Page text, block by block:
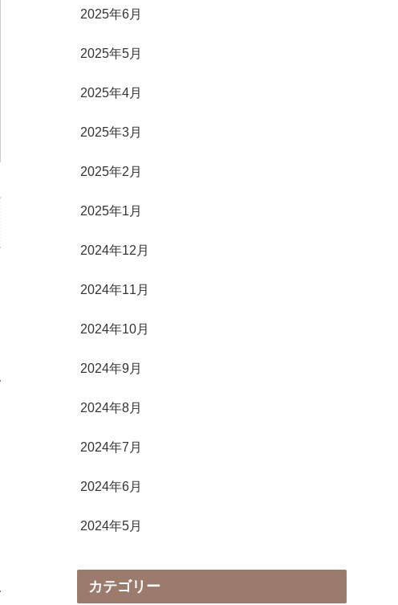
2025年6月
2025年5月
2025年4月
2025年3月
2025年2月
2025年1月
2024年12月
2024年11月
2024年10月
2024年9月
2024年8月
2024年7月
2024年6月
2024年5月
カテゴリー